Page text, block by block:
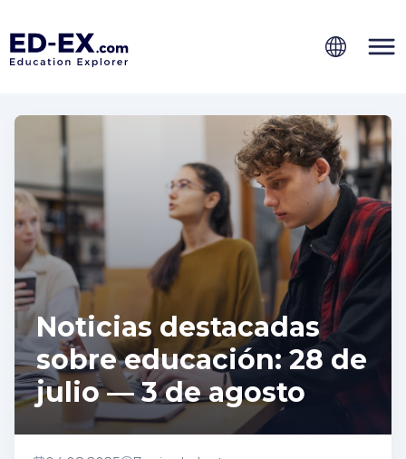
Noticias destacadas
sobre educación: 28 de
julio — 3 de agosto